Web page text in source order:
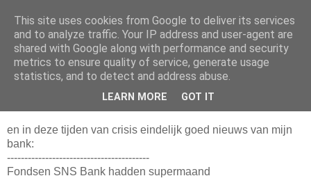
Da_Blog
You don't put a bumpersticker on a Bentley
dinsdag, mei 26, 2009
en in deze tijden van crisis eindelijk goed nieuws van mijn
bank:
-----------------------------------------
Fondsen SNS Bank hadden supermaand
This site uses cookies from Google to deliver its services
and to analyze traffic. Your IP address and user-agent are
shared with Google along with performance and security
metrics to ensure quality of service, generate usage
statistics, and to detect and address abuse.
LEARN MORE GOT IT